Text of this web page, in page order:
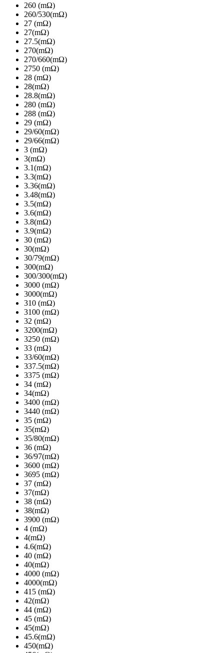
260 (mΩ)
260/530(mΩ)
27 (mΩ)
27(mΩ)
27.5(mΩ)
270(mΩ)
270/660(mΩ)
2750 (mΩ)
28 (mΩ)
28(mΩ)
28.8(mΩ)
280 (mΩ)
288 (mΩ)
29 (mΩ)
29/60(mΩ)
29/66(mΩ)
3 (mΩ)
3(mΩ)
3.1(mΩ)
3.3(mΩ)
3.36(mΩ)
3.48(mΩ)
3.5(mΩ)
3.6(mΩ)
3.8(mΩ)
3.9(mΩ)
30 (mΩ)
30(mΩ)
30/79(mΩ)
300(mΩ)
300/300(mΩ)
3000 (mΩ)
3000(mΩ)
310 (mΩ)
3100 (mΩ)
32 (mΩ)
3200(mΩ)
3250 (mΩ)
33 (mΩ)
33/60(mΩ)
337.5(mΩ)
3375 (mΩ)
34 (mΩ)
34(mΩ)
3400 (mΩ)
3440 (mΩ)
35 (mΩ)
35(mΩ)
35/80(mΩ)
36 (mΩ)
36/97(mΩ)
3600 (mΩ)
3695 (mΩ)
37 (mΩ)
37(mΩ)
38 (mΩ)
38(mΩ)
3900 (mΩ)
4 (mΩ)
4(mΩ)
4.6(mΩ)
40 (mΩ)
40(mΩ)
4000 (mΩ)
4000(mΩ)
415 (mΩ)
42(mΩ)
44 (mΩ)
45 (mΩ)
45(mΩ)
45.6(mΩ)
450(mΩ)